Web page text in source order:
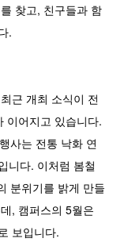
찾고, 친구들과 함
.
근 개최 소식이 전
이어지고 있습니다.
사는 전통 낙화 연
니다. 이처럼 봄철
분위기를 밝게 만들
, 캠퍼스의 5월은
보입니다.